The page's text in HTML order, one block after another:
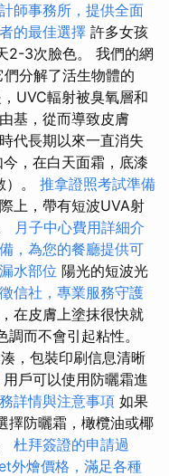
師事務所，提供全面
的最佳選擇 許多女孩
2-3次臉色。 我們的網
分解了活生物體的
UVC輻射被臭氧層和
基，從而導致皮膚
代長期以來一直消失
今，在白天面霜，底漆
。 推拿證照考試準備
上，帶有短波UVA射
月子中心費用詳細介
，為您的餐廳提供可
水部位 陽光的短波光
信社，專業服務守護
在皮膚上塗抹很快就
而不會引起粘性。
，包裝印刷信息清晰
用戶可以使用防曬霜進
詳情與注意事項 如果
擇防曬霜，橄欖油或椰
杜拜簽證的申請過
外燴價格，滿足各種